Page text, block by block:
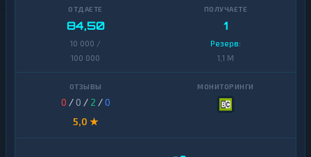
84,50
10 000 /
100 000
1
Резерв:
1,1 M
0 / 0 / 2 /0
5,0 ★